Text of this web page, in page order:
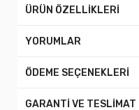
ÜRÜN ÖZELLİKLERİ
YORUMLAR
ÖDEME SEÇENEKLERİ
GARANTİ VE TESLİMAT